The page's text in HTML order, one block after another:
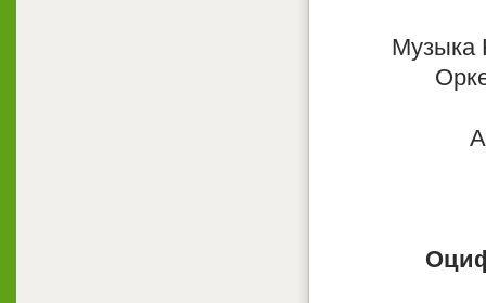
Музыка